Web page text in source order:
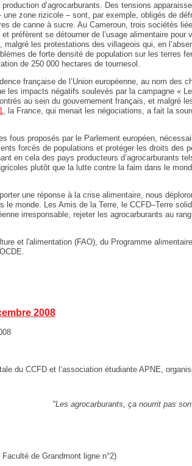
d’agrocarburants. Des tensions
zone rizicole – sont, par exemple, obligés de
de canne à sucre. Au Cameroun, trois sociétés
préfèrent se détourner de l’usage alimentaire pour
les protestations des villageois qui, en
de forte densité de population sur les terres
de 250 000 hectares de tournesol.
française de l’Union européenne, au nom des
les impacts négatifs soulevés par la campagne «
au sein du gouvernement français, et malgré
1, la France, qui menait les négociations, a fait la
fous proposés par le Parlement européen,
forcés de populations et protéger les droits des
en cela des pays producteurs d’agrocarburants
plutôt que la lutte contre la faim dans le
une réponse à la crise alimentaire, nous
monde. Les Amis de la Terre, le CCFD–Terre
irresponsable, rejeter les agrocarburants au
et l'alimentation (FAO), du Programme
2008
du CCFD et l’association étudiante APNE,
"Les agrocarburants, ça nourrit pas
de Grandmont ligne n°2)